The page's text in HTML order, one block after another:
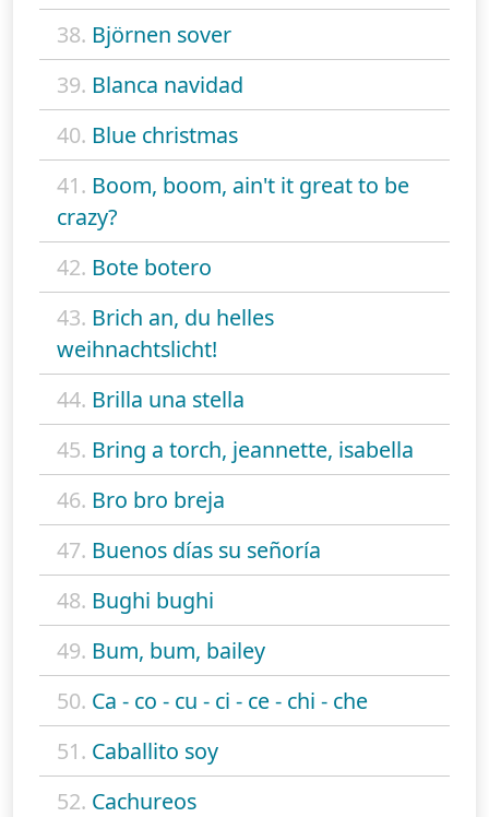
38. Björnen sover
39. Blanca navidad
40. Blue christmas
41. Boom, boom, ain't it great to be
crazy?
42. Bote botero
43. Brich an, du helles
weihnachtslicht!
44. Brilla una stella
45. Bring a torch, jeannette, isabella
46. Bro bro breja
47. Buenos días su señoría
48. Bughi bughi
49. Bum, bum, bailey
50. Ca - co - cu - ci - ce - chi - che
51. Caballito soy
52. Cachureos